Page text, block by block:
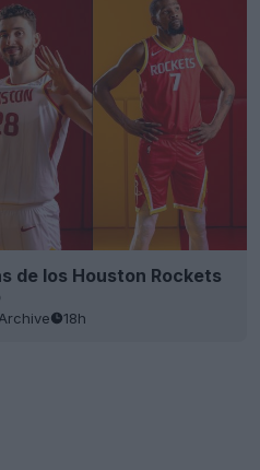
de los Houston Rockets
18h